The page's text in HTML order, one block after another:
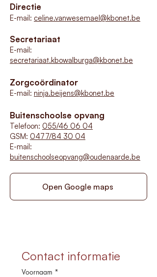
Directie
E-mail: celine.vanwesemael@kbonet.be
Secretariaat
E-mail:
secretariaat.kbowalburga@kbonet.be
Zorgcoördinator
E-mail: ninja.beijens@kbonet.be
Buitenschoolse opvang
Telefoon: 055/46 06 04
GSM: 0477/84 30 04
E-mail:
buitenschoolseopvang@oudenaarde.be
Open Google maps
Contact informatie
Voornaam *